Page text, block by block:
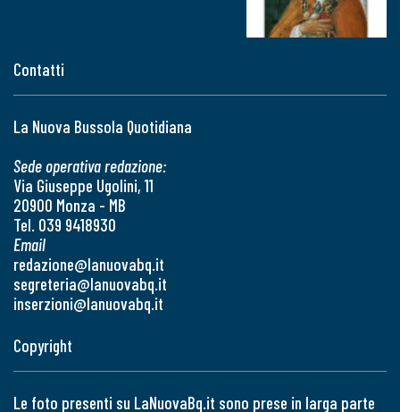
Contatti
La Nuova Bussola Quotidiana
Sede operativa redazione:
Via Giuseppe Ugolini, 11
20900 Monza - MB
Tel. 039 9418930
Email
redazione@lanuovabq.it
segreteria@lanuovabq.it
inserzioni@lanuovabq.it
Copyright
Le foto presenti su LaNuovaBq.it sono prese in larga parte